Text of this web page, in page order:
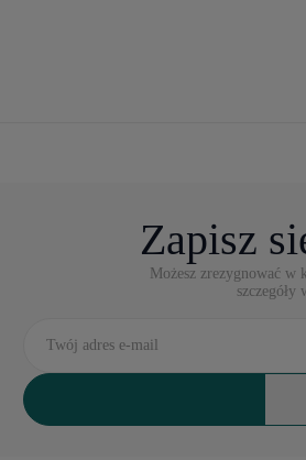
Zapisz
Możesz zrezygnować
szczegóły